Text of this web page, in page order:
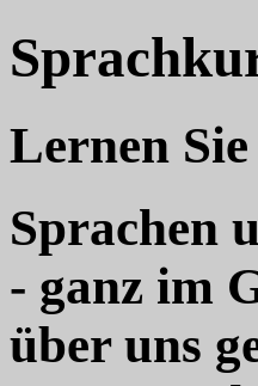
Lernen
Sprachen
- ganz im
über uns